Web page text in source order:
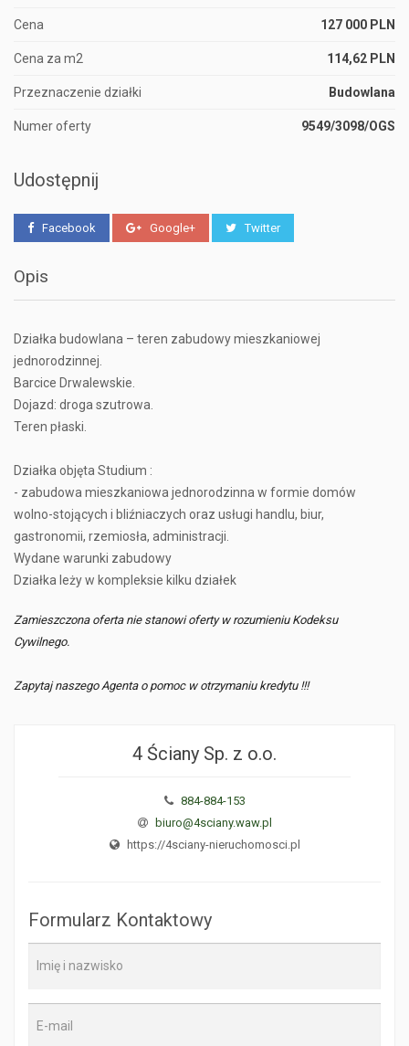
Cena 127 000 PLN
Cena za m2 114,62 PLN
Przeznaczenie działki Budowlana
Numer oferty 9549/3098/OGS
Udostępnij
Facebook Google+ Twitter
Opis
Działka budowlana – teren zabudowy mieszkaniowej
jednorodzinnej.
Barcice Drwalewskie.
Dojazd: droga szutrowa.
Teren płaski.
Działka objęta Studium :
- zabudowa mieszkaniowa jednorodzinna w formie domów
wolno-stojących i bliźniaczych oraz usługi handlu, biur,
gastronomii, rzemiosła, administracji.
Wydane warunki zabudowy
Działka leży w kompleksie kilku działek
Zamieszczona oferta nie stanowi oferty w rozumieniu Kodeksu
Cywilnego.
Zapytaj naszego Agenta o pomoc w otrzymaniu kredytu !!!
4 Ściany Sp. z o.o.
884-884-153
biuro@4sciany.waw.pl
https://4sciany-nieruchomosci.pl
Formularz Kontaktowy